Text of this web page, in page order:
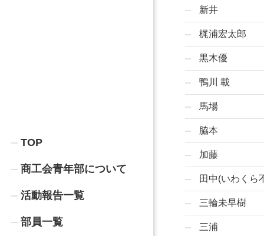
TOP
商工会青年部について
活動報告一覧
部員一覧
新井
梶浦宏太郎
黒木優
鴨川 載
馬場
脇本
加藤
田中(いわくら
三輪未早樹
三浦